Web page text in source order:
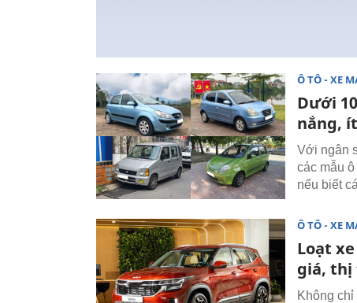
Ô TÔ - XE
Dưới
nắng,
Với ngân
các mẫu
nếu biết
Ô TÔ - XE
Loạt
giá, thị
Không